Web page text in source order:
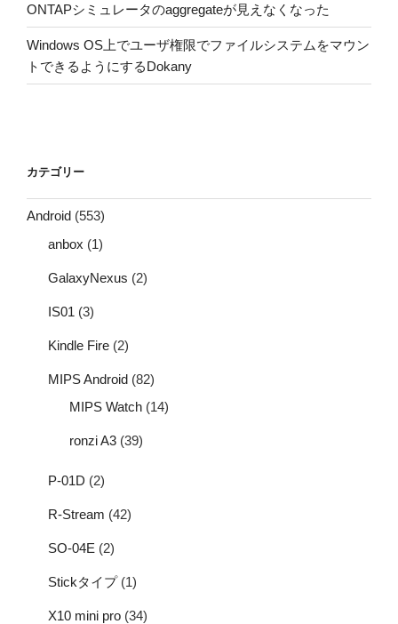
ONTAPシミュレータのaggregateが見えなくなった
Windows OS上でユーザ権限でファイルシステムをマウン
トできるようにするDokany
カテゴリー
Android (553)
anbox (1)
GalaxyNexus (2)
IS01 (3)
Kindle Fire (2)
MIPS Android (82)
MIPS Watch (14)
ronzi A3 (39)
P-01D (2)
R-Stream (42)
SO-04E (2)
Stickタイプ(1)
X10 mini pro (34)